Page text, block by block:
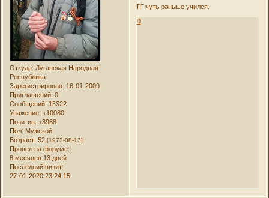
Откуда: Луганская Народная
Республика
Зарегистрирован: 16-01-2009
Приглашений: 0
Сообщений: 13322
Уважение: +10080
Позитив: +3968
Пол: Мужской
Возраст: 52[1973-08-13]
Провел на форуме:
8 месяцев 13 дней
Последний визит:
27-01-2020 23:24:15
ГГ чуть раньше учился.
0